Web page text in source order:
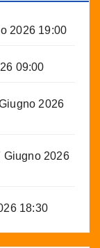
2026 19:00
09:00
2026
Giugno 2026
18:30